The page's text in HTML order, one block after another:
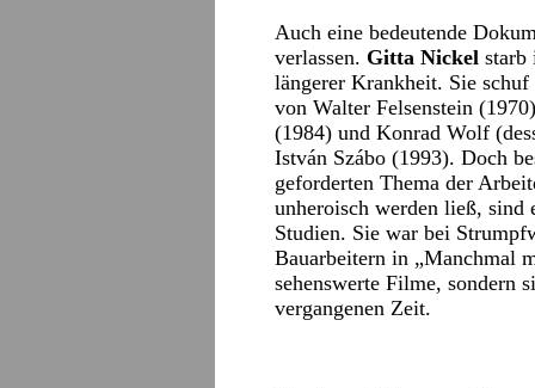
Auch eine bedeutende
verlassen. Gitta Nickel starb
längerer Krankheit. Sie
von Walter Felsenstein
(1984) und Konrad Wolf
István Szábo (1993). Doch
geforderten Thema der
unheroisch werden ließ, sind
Studien. Sie war bei
Bauarbeitern in „Manchmal
sehenswerte Filme, sondern
vergangenen Zeit.